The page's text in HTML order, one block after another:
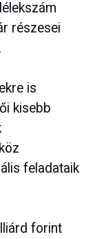
részesei
is
kisebb
feladataik
forint